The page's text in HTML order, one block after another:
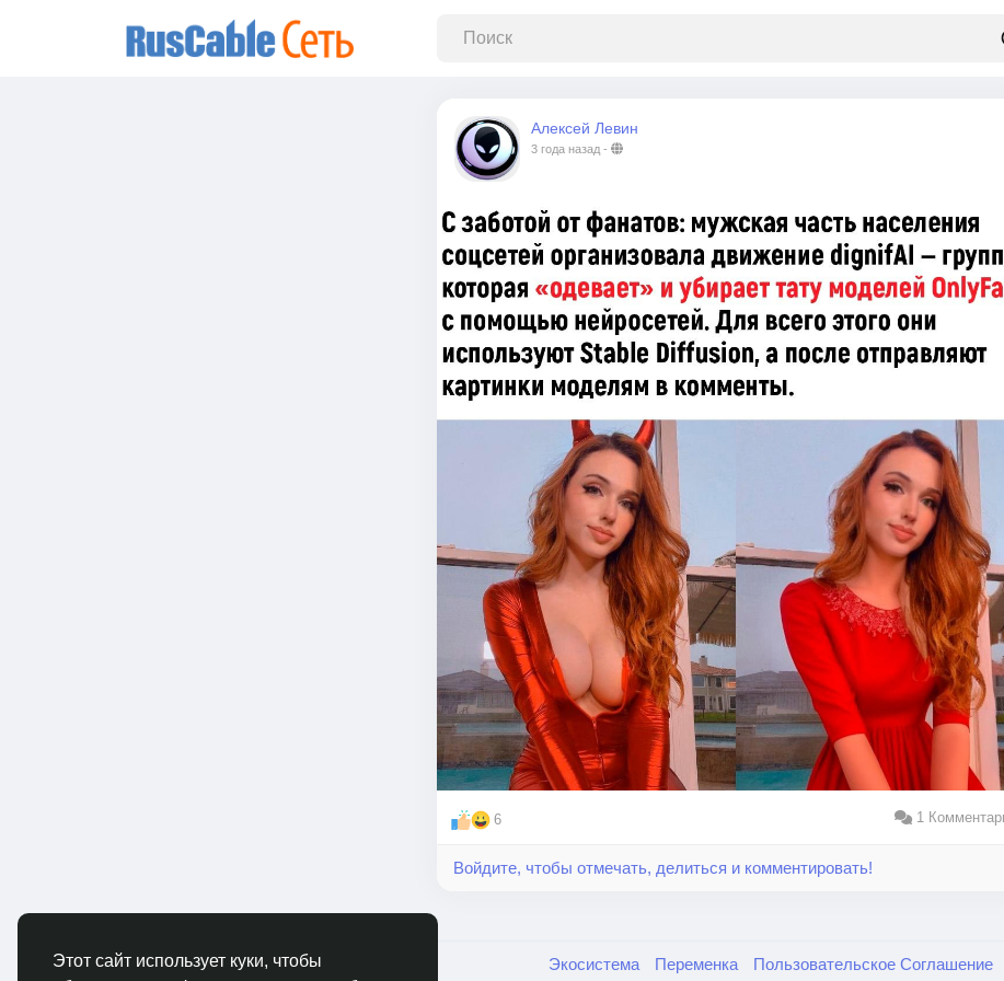
Этот сайт использует куки, чтобы
Алексей Левин
3 года назад -
6 1
Войдите, чтобы отмечать, делиться и комментировать!
© 2026 RusCable.Сеть Экосистема Переменка Пользовательское Соглашение